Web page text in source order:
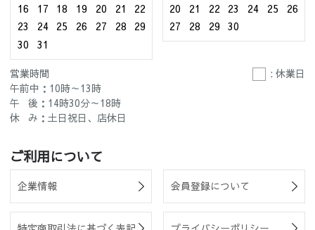
16
17 18 19 20 21
22
23
24 25 26 27 28
29
30
31
20
21 22 23 24 25
26
27
28 29 30
営業時間
: 休業日
午前中：10時～13時
午 後：14時30分～18時
休 み：土日祝日、店休日
ご利用について
企業情報 会員登録について